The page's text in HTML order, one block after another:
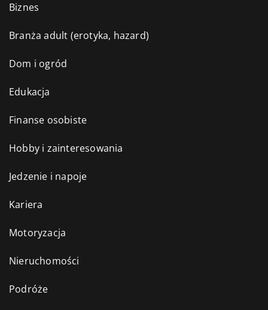
Biznes
Branża adult (erotyka, hazard)
Dom i ogród
Edukacja
Finanse osobiste
Hobby i zainteresowania
Jedzenie i napoje
Kariera
Motoryzacja
Nieruchomości
Podróże